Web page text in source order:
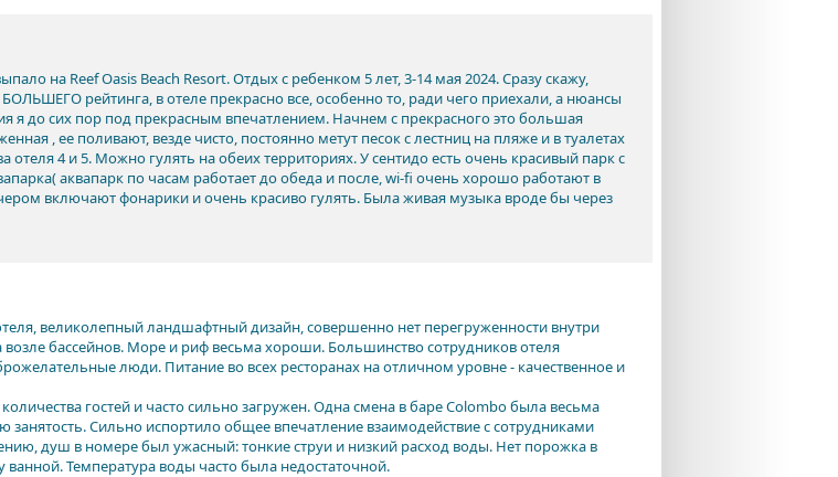
на Reef Oasis Beach Resort. Отдых с ребенком 5 лет, 3-14 мая 2024. Сразу скажу,
рейтинга, в отеле прекрасно все, особенно то, ради чего приехали, а нюансы
я до сих пор под прекрасным впечатлением. Начнем с прекрасного это большая
, ее поливают, везде чисто, постоянно метут песок с лестниц на пляже и в туалетах
отеля 4 и 5. Можно гулять на обеих территориях. У сентидо есть очень красивый парк с
аквапарк по часам работает до обеда и после, wi-fi очень хорошо работают в
включают фонарики и очень красиво гулять. Была живая музыка вроде бы через
великолепный ландшафтный дизайн, совершенно нет перегруженности внутри
возле бассейнов. Море и риф весьма хороши. Большинство сотрудников отеля
люди. Питание во всех ресторанах на отличном уровне - качественное и
гостей и часто сильно загружен. Одна смена в баре Colombo была весьма
занятость. Сильно испортило общее впечатление взаимодействие с сотрудниками
душ в номере был ужасный: тонкие струи и низкий расход воды. Нет порожка в
Температура воды часто была недостаточной.